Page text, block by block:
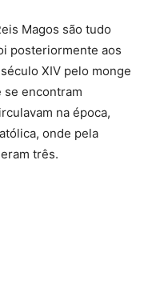
Magos são tudo
posteriormente aos
XIV pelo monge
se encontram
na época,
onde pela
três.